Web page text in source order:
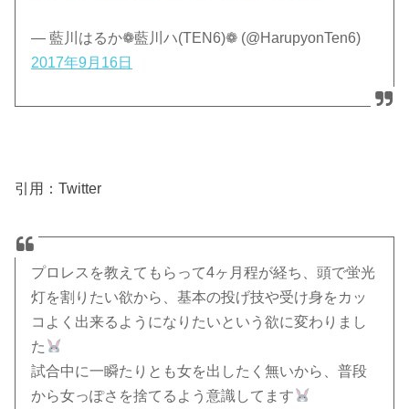
— 藍川はるか❁藍川ハ(TEN6)❁ (@HarupyonTen6)
2017年9月16日
引用：Twitter
プロレスを教えてもらって4ヶ月程が経ち、頭で蛍光
灯を割りたい欲から、基本の投げ技や受け身をカッ
コよく出来るようになりたいという欲に変わりまし
た
試合中に一瞬たりとも女を出したく無いから、普段
から女っぽさを捨てるよう意識してます